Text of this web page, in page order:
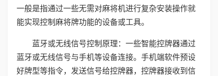
一般是指通过一些无需对麻将机进行复杂安装操作就
能实现控制麻将牌功能的设备或工具。
蓝牙或无线信号控制原理：一些智能控牌器通过
蓝牙或无线信号与手机等设备连接。手机端软件预设
好牌型等指令，发送信号给控牌器，控牌器接收到信